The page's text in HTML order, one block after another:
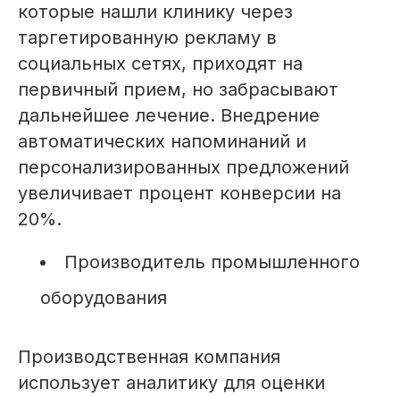
которые нашли клинику через
таргетированную рекламу в
социальных сетях, приходят на
первичный прием, но забрасывают
дальнейшее лечение. Внедрение
автоматических напоминаний и
персонализированных предложений
увеличивает процент конверсии на
20%.
Производитель промышленного
оборудования
Производственная компания
использует аналитику для оценки